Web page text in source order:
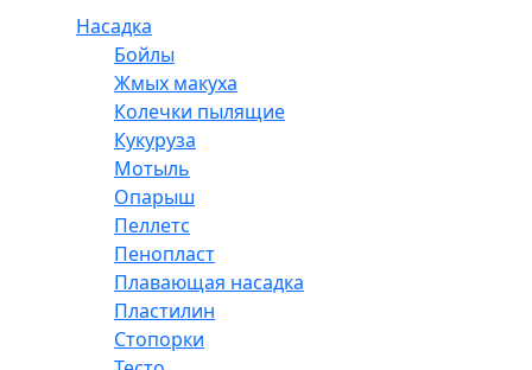
Насадка
Бойлы
Жмых макуха
Колечки пылящие
Кукуруза
Мотыль
Опарыш
Пеллетс
Пенопласт
Плавающая насадка
Пластилин
Стопорки